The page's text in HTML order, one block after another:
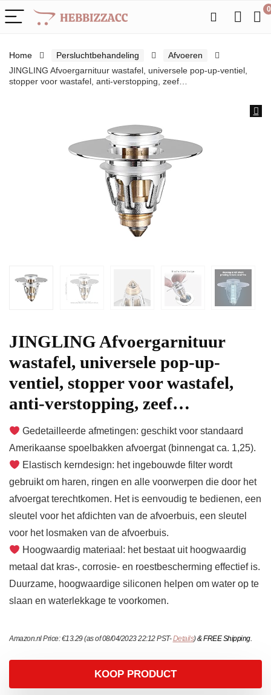
0
Home Persluchtbehandeling
Afvoeren
JINGLING Afvoergarnituur wastafel, universele pop-up-ventiel,
stopper voor wastafel, anti-verstopping, zeef…
JINGLING Afvoergarnituur
wastafel, universele pop-up-
ventiel, stopper voor wastafel,
anti-verstopping, zeef…
Gedetailleerde afmetingen: geschikt voor standaard
Amerikaanse spoelbakken afvoergat (binnengat ca. 1,25).
Elastisch kerndesign: het ingebouwde filter wordt
gebruikt om haren, ringen en alle voorwerpen die door het
afvoergat terechtkomen. Het is eenvoudig te bedienen, een
sleutel voor het afdichten van de afvoerbuis, een sleutel
voor het losmaken van de afvoerbuis.
Hoogwaardig materiaal: het bestaat uit hoogwaardig
metaal dat kras-, corrosie- en roestbescherming effectief is.
Duurzame, hoogwaardige siliconen helpen om water op te
slaan en waterlekkage te voorkomen.
Amazon.nl Price:€13.29(as of 08/04/2023 22:12 PST-Details)&FREE Shipping.
KOOP PRODUCT